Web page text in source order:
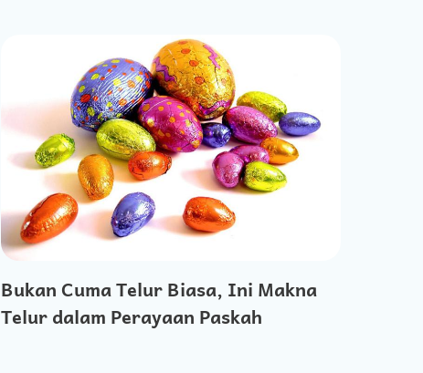
Bukan Cuma Telur Biasa, Ini Makna
Telur dalam Perayaan Paskah